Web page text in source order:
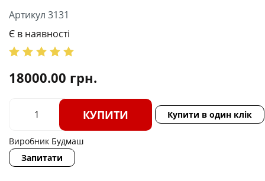
Артикул 3131
Є в наявності
18000.00 грн.
КУПИТИ Купити в один клік
Виробник Будмаш
Запитати